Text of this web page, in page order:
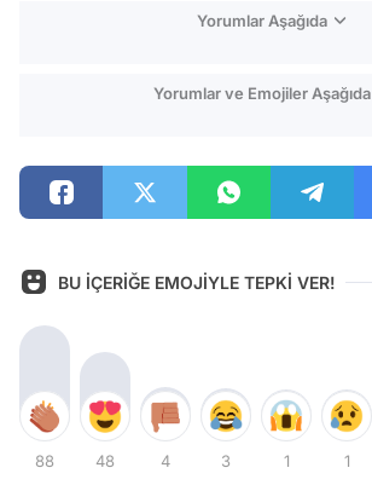
Yorumlar Aşağıda
Yorumlar ve Emojiler Aşağıda
BU İÇERİĞE EMOJİYLE TEPKİ VER!
88 48 4 3 1 1